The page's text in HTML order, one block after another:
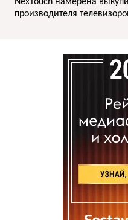
производителя